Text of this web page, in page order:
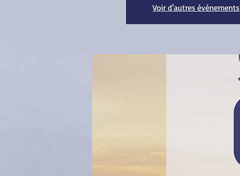
Voir d'autres événements